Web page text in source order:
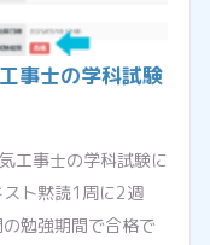
事士の学科試験
工事士の学科試験に
ト黙読1周に2週
勉強期間で合格で